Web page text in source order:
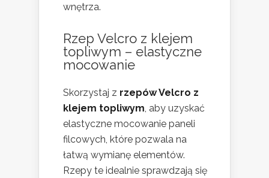
wnętrza.
Rzep Velcro z klejem
topliwym – elastyczne
mocowanie
Skorzystaj z rzepów Velcro z
klejem topliwym, aby uzyskać
elastyczne mocowanie paneli
filcowych, które pozwala na
łatwą wymianę elementów.
Rzepy te idealnie sprawdzają się